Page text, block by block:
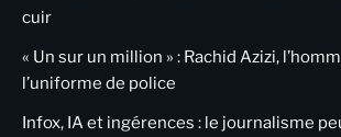
cuir
« Un sur un million » : Rachid Azizi,
l’uniforme de police
Infox, IA et ingérences : le journalisme